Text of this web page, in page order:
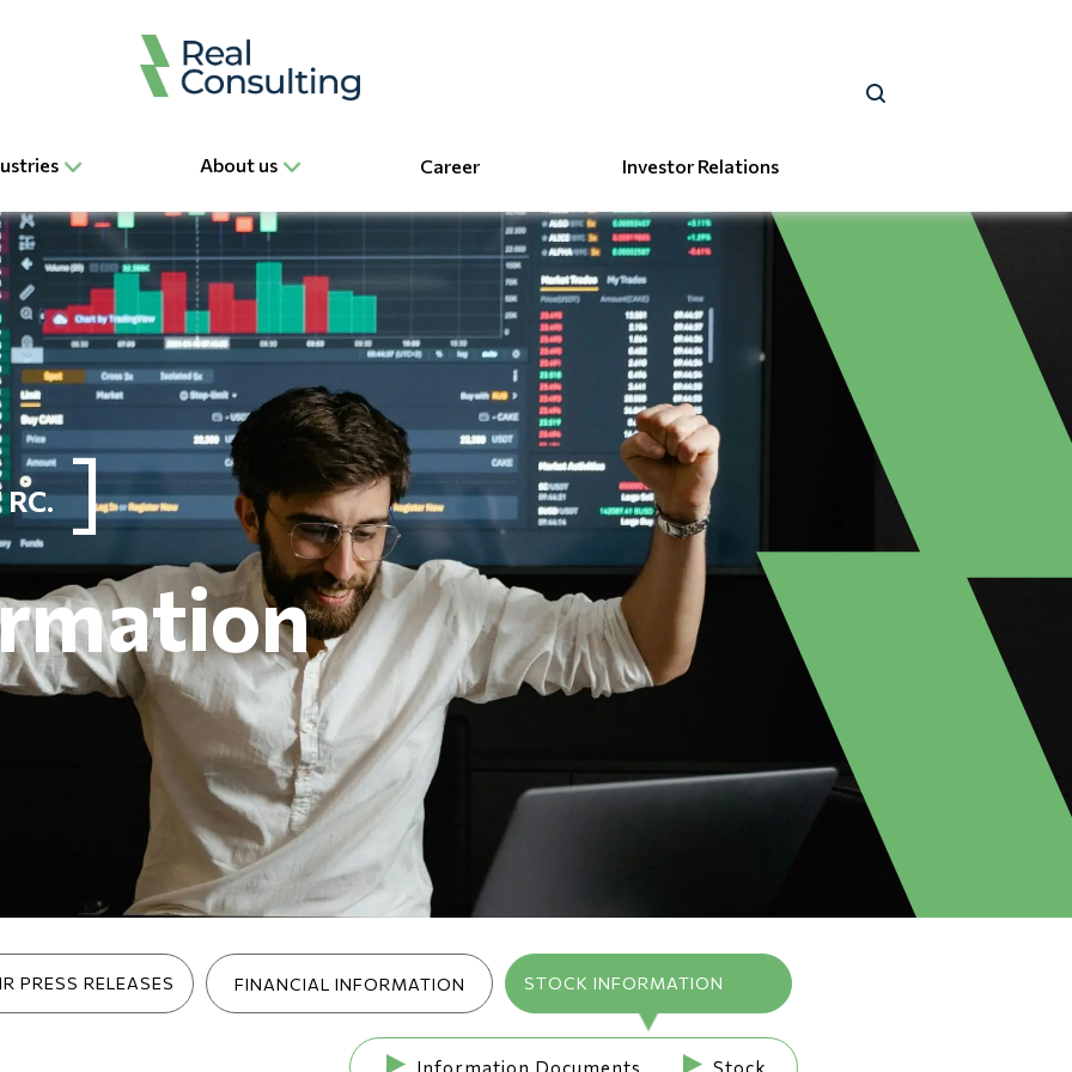
About us Career Investor Relations
PRESS RELEASES FINANCIAL INFORMATION STOCK INFORMATION
Information Documents Stock